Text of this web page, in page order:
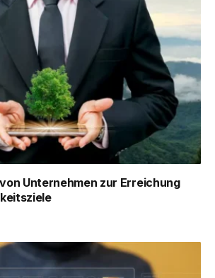
Unternehmen zur Erreichung